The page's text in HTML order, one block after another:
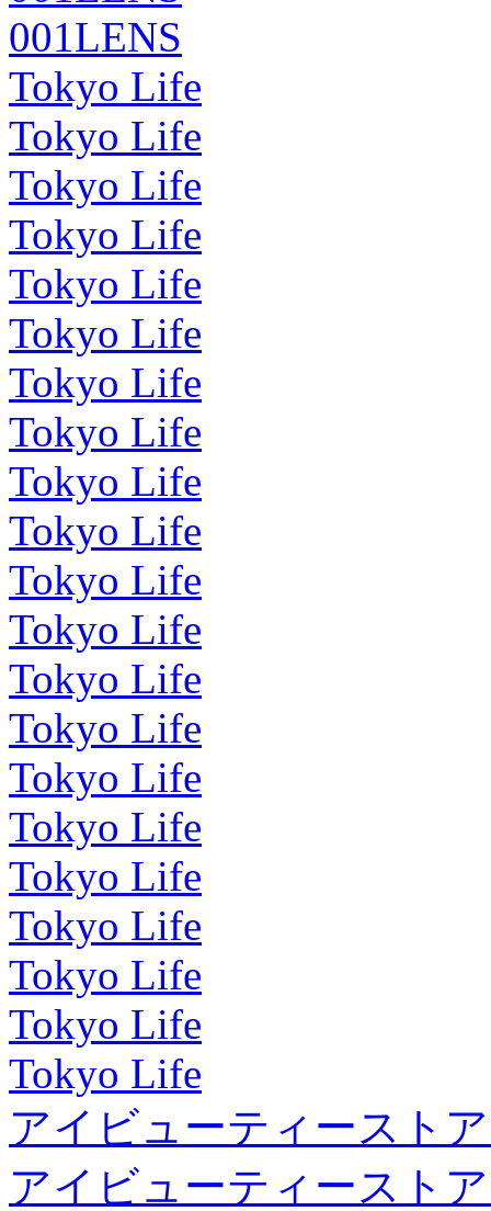
001LENS
Tokyo Life
Tokyo Life
Tokyo Life
Tokyo Life
Tokyo Life
Tokyo Life
Tokyo Life
Tokyo Life
Tokyo Life
Tokyo Life
Tokyo Life
Tokyo Life
Tokyo Life
Tokyo Life
Tokyo Life
Tokyo Life
Tokyo Life
Tokyo Life
Tokyo Life
Tokyo Life
Tokyo Life
アイビューティースト
アイビューティースト